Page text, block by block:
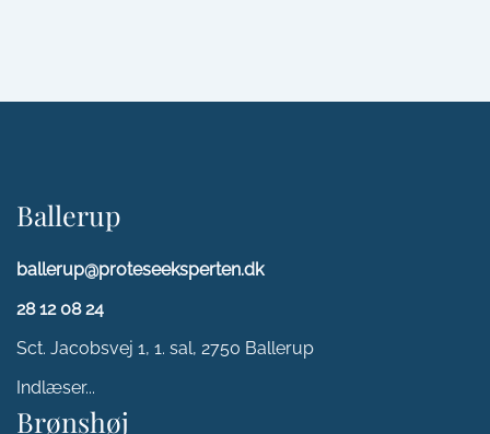
Ballerup
ballerup@proteseeksperten.dk
28 12 08 24
Sct. Jacobsvej 1, 1. sal, 2750 Ballerup
Indlæser...
Brønshøj